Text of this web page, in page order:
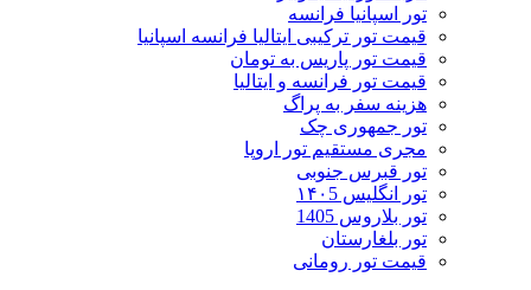
تور اسپانیا فرانسه
قیمت تور ترکیبی ایتالیا فرانسه اسپانیا
قیمت تور پاریس به تومان
قیمت تور فرانسه و ایتالیا
هزینه سفر به پراگ
تور جمهوری چک
مجری مستقیم تور اروپا
تور قبرس جنوبی
تور انگلیس ۱۴۰5
تور بلاروس 1405
تور بلغارستان
قیمت تور رومانی